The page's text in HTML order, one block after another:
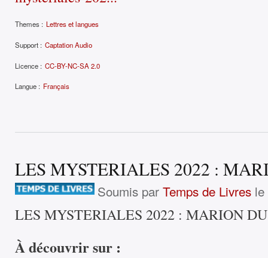
Themes : Lettres et langues
Support : Captation Audio
Licence : CC-BY-NC-SA 2.0
Langue : Français
LES MYSTERIALES 2022 :
Soumis parTemps de Livres
LES MYSTERIALES 2022 : MARION
À découvrir sur :